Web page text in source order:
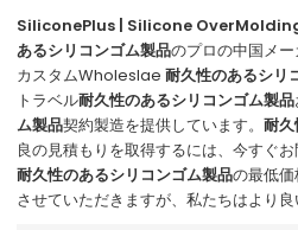
SiliconePlus | Silicone
あるシリコンゴム製品のプロの中国メー
カスタムWholeslae耐久性のあるシリ
トラベル耐久性のあるシリコンゴム製品
ム製品契約製造を提供しています。耐
良の見積もりを取得するには、今すぐ
耐久性のあるシリコンゴム製品の最低
させていただきますが、私たちはより良